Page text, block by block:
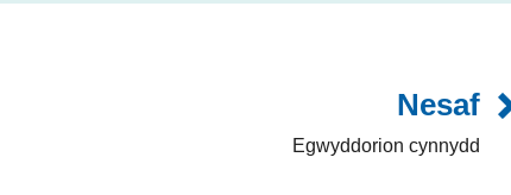
Nesaf
Egwyddorion cynnydd